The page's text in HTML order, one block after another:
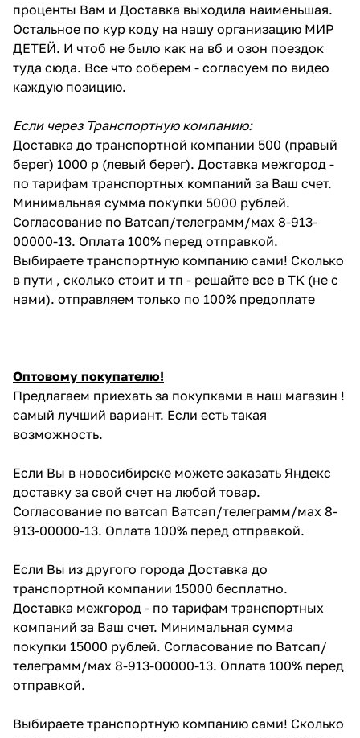
проценты Вам и Доставка выходила наименьшая.
Остальное по кур коду на нашу организацию МИР
ДЕТЕЙ. И чтоб не было как на вб и озон поездок
туда сюда. Все что соберем - согласуем по видео
каждую позицию.
Если через Транспортную компанию:
Доставка до транспортной компании 500 (правый
берег) 1000 р (левый берег). Доставка межгород -
по тарифам транспортных компаний за Ваш счет.
Минимальная сумма покупки 5000 рублей.
Согласование по Ватсап/телеграмм/мах 8-913-
00000-13. Оплата 100% перед отправкой.
Выбираете транспортную компанию сами! Сколько
в пути , сколько стоит и тп - решайте все в ТК (не с
нами). отправляем только по 100% предоплате
Оптовому покупателю!
Предлагаем приехать за покупками в наш магазин !
самый лучший вариант. Если есть такая
возможность.
Если Вы в новосибирске можете заказать Яндекс
доставку за свой счет на любой товар.
Согласование по ватсап Ватсап/телеграмм/мах 8-
913-00000-13. Оплата 100% перед отправкой.
Если Вы из другого города Доставка до
транспортной компании 15000 бесплатно.
Доставка межгород - по тарифам транспортных
компаний за Ваш счет. Минимальная сумма
покупки 15000 рублей. Согласование по Ватсап/
телеграмм/мах 8-913-00000-13. Оплата 100% перед
отправкой.
Выбираете транспортную компанию сами! Сколько